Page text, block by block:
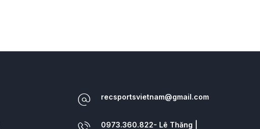
recsportsvietnam@gmail.com
0973.360.822- Lê Thăng |